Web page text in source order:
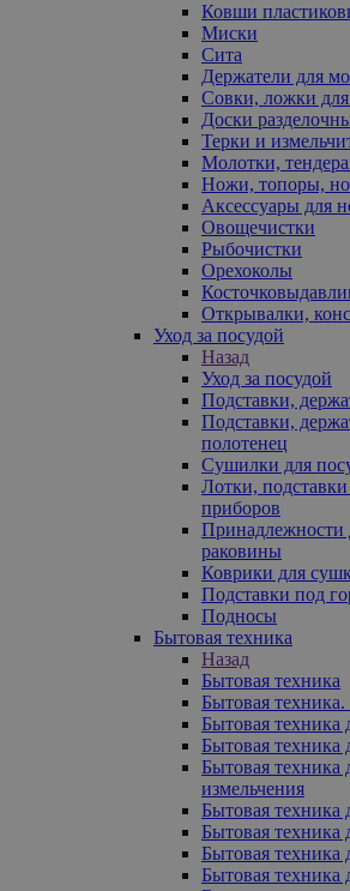
Ковши
Миски
Сита
Держатели для
Совки, ложки
Доски
Терки и
Молотки,
Ножи, топоры,
Аксессуары для
Овощечистки
Рыбочистки
Орехоколы
Открывалки,
Уход за посудой
Назад
Уход за посудой
Подставки,
Подставки,
полотенец
Сушилки для
Лотки,
приборов
Принадлежности
раковины
Коврики для
Подставки под
Подносы
Бытовая техника
Назад
Бытовая техника
Бытовая
Бытовая техника
Бытовая техника
Бытовая техника
измельчения
Бытовая техника
Бытовая техника
Бытовая техника
Бытовая техника